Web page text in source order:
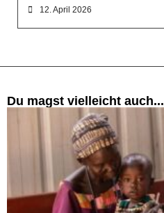
12. April 2026
Du magst vielleicht auch...